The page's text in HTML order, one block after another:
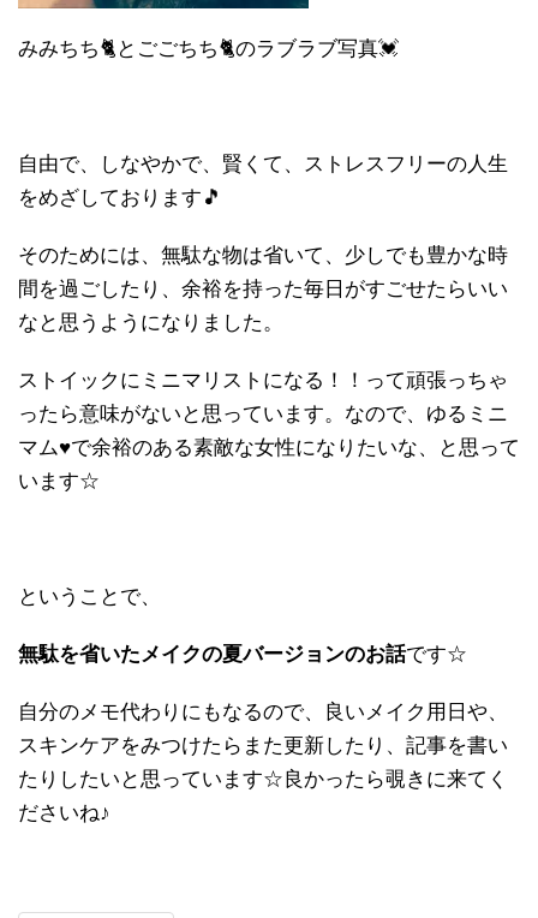
みみちち🐈とごごちち🐈のラブラブ写真💓
自由で、しなやかで、賢くて、ストレスフリーの人生
をめざしております🎵
そのためには、無駄な物は省いて、少しでも豊かな時
間を過ごしたり、余裕を持った毎日がすごせたらいい
なと思うようになりました。
ストイックにミニマリストになる！！って頑張っちゃ
ったら意味がないと思っています。なので、ゆるミニ
マム♥で余裕のある素敵な女性になりたいな、と思って
います☆
ということで、
無駄を省いたメイクの夏バージョンのお話です☆
自分のメモ代わりにもなるので、良いメイク用日や、
スキンケアをみつけたらまた更新したり、記事を書い
たりしたいと思っています☆良かったら覗きに来てく
ださいね♪